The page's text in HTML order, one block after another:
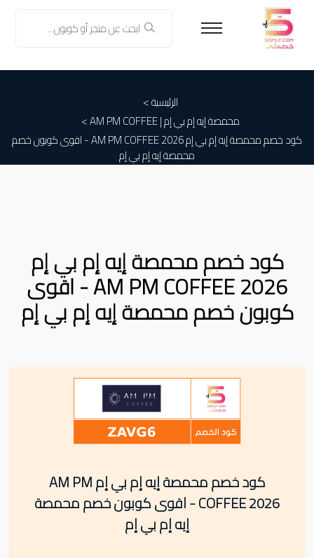
الرئيسية >
محمصة إيه إم بي إم | AM PM COFFEE
>
كود خصم محمصة إيه إم بي إم AM PM COFFEE 2026 - اقوى كوبون خصم
محمصة إيه إم بي إم
كود خصم محمصة إيه إم بي إم
AM PM COFFEE 2026 - اقوى
كوبون خصم محمصة إيه إم بي إم
كود خصم محمصة إيه إم بي إم AM PM
COFFEE 2026 - اقوى كوبون خصم محمصة
إيه إم بي إم